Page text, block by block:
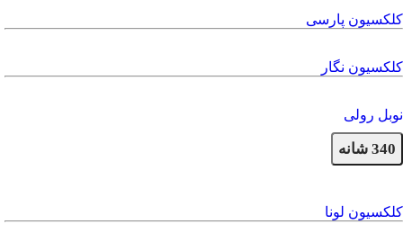
کلکسیون پارسی
کلکسیون نگار
نوبل رولی
340 شانه
کلکسیون لونا